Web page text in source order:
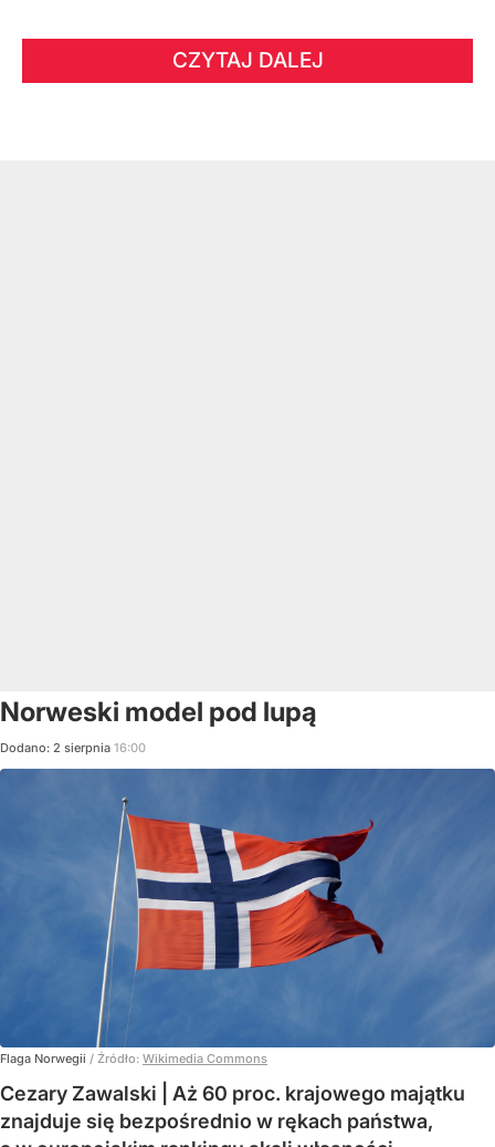
CZYTAJ DALEJ
Norweski model pod lupą
Dodano: 2 sierpnia 16:00
Flaga Norwegii / Źródło: Wikimedia Commons
Cezary Zawalski | Aż 60 proc. krajowego majątku
znajduje się bezpośrednio w rękach państwa,